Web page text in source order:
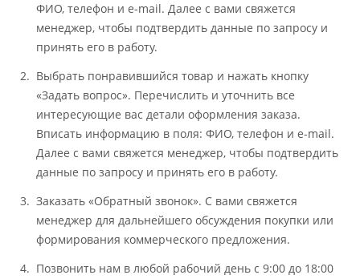
ФИО, телефон и e-mail. Далее с вами свяжется
менеджер, чтобы подтвердить данные по запросу и
принять его в работу.
Выбрать понравившийся товар и нажать кнопку
«Задать вопрос». Перечислить и уточнить все
интересующие вас детали оформления заказа.
Вписать информацию в поля: ФИО, телефон и e-mail.
Далее с вами свяжется менеджер, чтобы подтвердить
данные по запросу и принять его в работу.
Заказать «Обратный звонок». С вами свяжется
менеджер для дальнейшего обсуждения покупки или
формирования коммерческого предложения.
Позвонить нам в любой рабочий день с 9:00 до 18:00